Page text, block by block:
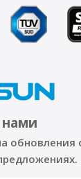
нами
обновления